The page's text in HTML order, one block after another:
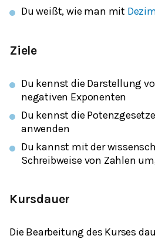
Du weißt, wie man mit
Ziele
Du kennst die Darstellung
negativen Exponenten
Du kennst die
anwenden
Du kannst mit der
Schreibweise von Zahlen
Kursdauer
Die Bearbeitung des Kurses